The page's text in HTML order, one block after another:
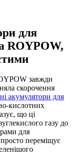
для
ROYPOW,
завжди
скорочення
акумулятори для
кислотних
що ці
газу до
для
переміщує